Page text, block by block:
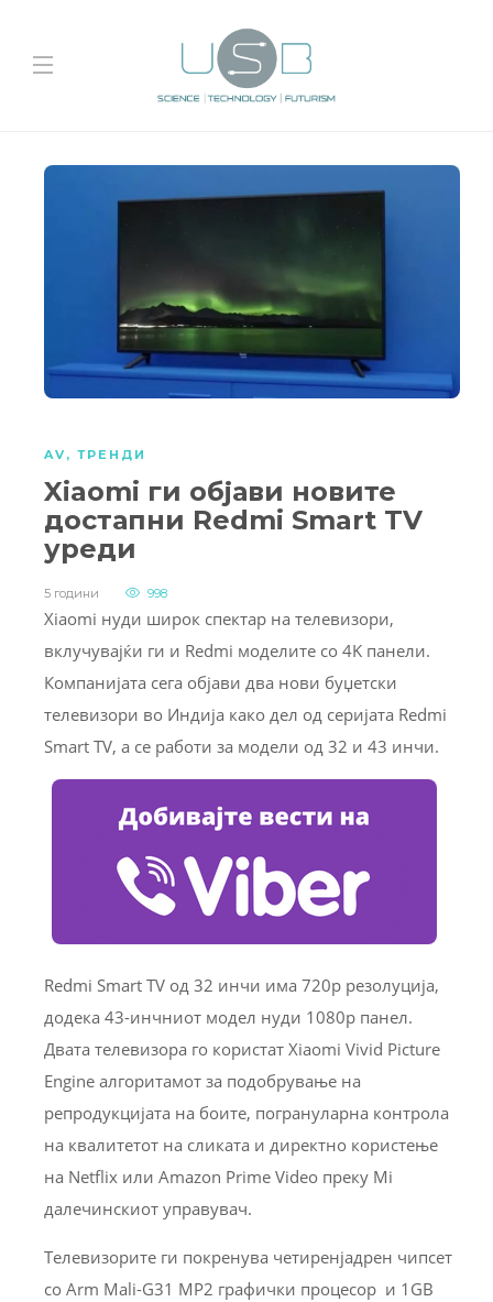
AV , ТРЕНДИ
Xiaomi ги објави новите
достапни Redmi Smart TV
уреди
5 години 998
Xiaomi нуди широк спектар на телевизори,
вклучувајќи ги и Redmi моделите со 4K панели.
Компанијата сега објави два нови буџетски
телевизори во Индија како дел од серијата Redmi
Smart TV, а се работи за модели од 32 и 43 инчи.
Redmi Smart TV од 32 инчи има 720p резолуција,
додека 43-инчниот модел нуди 1080p панел.
Двата телевизора го користат Xiaomi Vivid Picture
Engine алгоритамот за подобрување на
репродукцијата на боите, погрануларна контрола
на квалитетот на сликата и директно користење
на Netflix или Amazon Prime Video преку Mi
далечинскиот управувач.
Телевизорите ги покренува четиренјадрен чипсет
со Arm Mali-G31 MP2 графички процесор и 1GB